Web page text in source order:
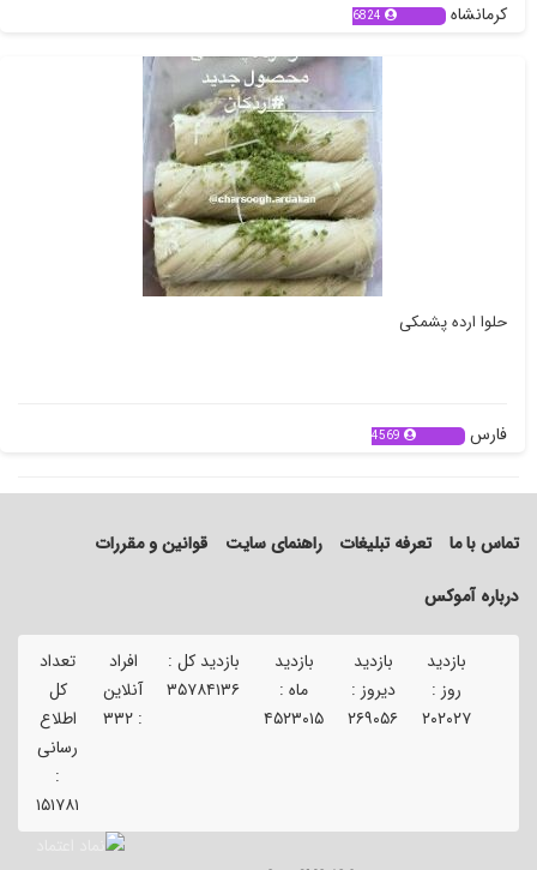
کرمانشاه 6824
حلوا ارده پشمکی
فارس 4569
تماس با ما تعرفه تبلیغات راهنمای سایت
قوانین و مقررات
درباره آموکس
بازدید
روز :
۲۰۲۰۲۷
بازدید
دیروز :
۲۶۹۰۵۶
بازدید
ماه :
۴۵۲۳۰۱۵
بازدید کل :
۳۵۷۸۴۱۳۶
افراد
آنلاین
: ۳۳۲
تعداد
کل
اطلاع
رسانی
:
۱۵۱۷۸۱